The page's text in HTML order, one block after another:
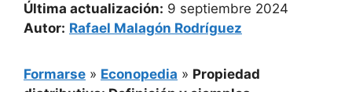
Última actualización: 9 septiembre 2024
Autor: Rafael Malagón Rodríguez
Formarse » Econopedia » Propiedad